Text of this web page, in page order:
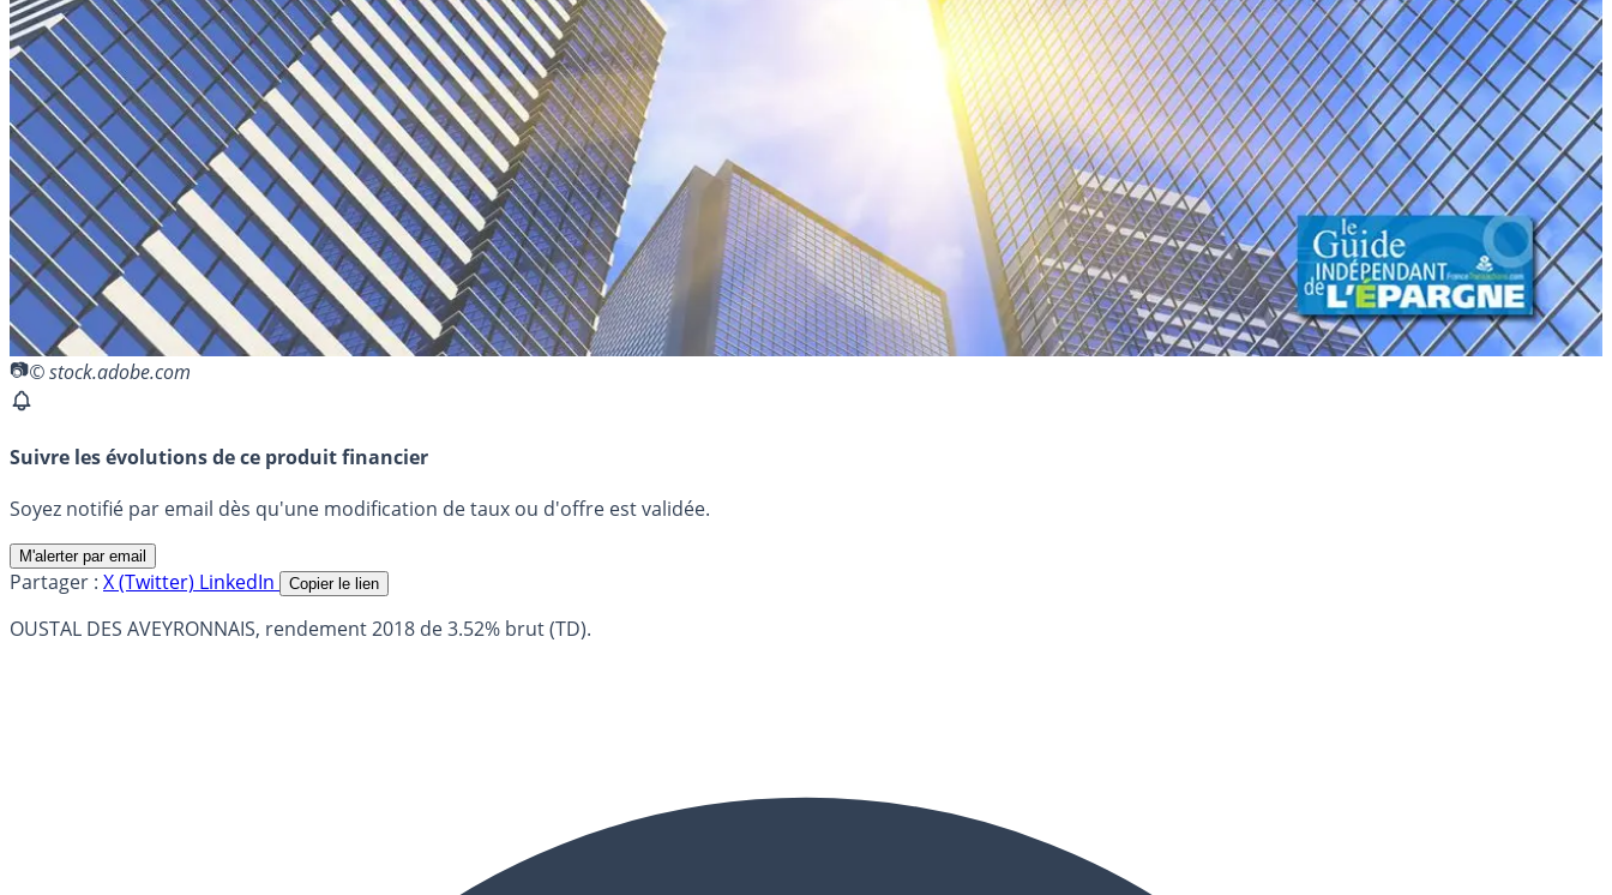
© stock.adobe.com
Suivre les évolutions de ce produit financier
Soyez notifié par email dès qu'une modification de taux ou d'offre est validée.
M'alerter par email
Partager : X (Twitter) LinkedIn Copier le lien
OUSTAL DES AVEYRONNAIS, rendement 2018 de 3.52% brut (TD).